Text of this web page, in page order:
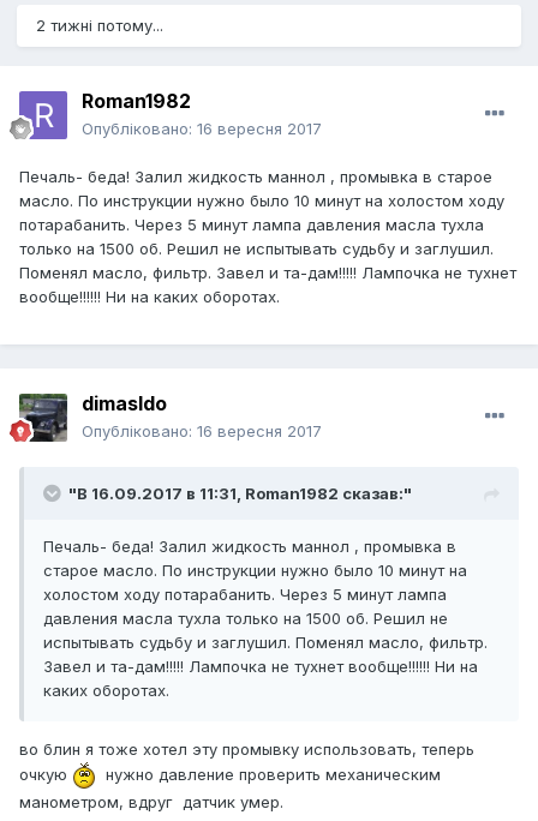
2 тижні потому...
Roman1982
Опубліковано: 16 вересня 2017
Печаль- беда! Залил жидкость маннол , промывка в старое
масло. По инструкции нужно было 10 минут на холостом ходу
потарабанить. Через 5 минут лампа давления масла тухла
только на 1500 об. Решил не испытывать судьбу и заглушил.
Поменял масло, фильтр. Завел и та-дам!!!!! Лампочка не тухнет
вообще!!!!!! Ни на каких оборотах.
dimasldo
Опубліковано: 16 вересня 2017
"В 16.09.2017 в 11:31, Roman1982 сказав:"
Печаль- беда! Залил жидкость маннол , промывка в
старое масло. По инструкции нужно было 10 минут на
холостом ходу потарабанить. Через 5 минут лампа
давления масла тухла только на 1500 об. Решил не
испытывать судьбу и заглушил. Поменял масло, фильтр.
Завел и та-дам!!!!! Лампочка не тухнет вообще!!!!!! Ни на
каких оборотах.
во блин я тоже хотел эту промывку использовать, теперь
очкую
нужно давление проверить механическим
манометром, вдруг датчик умер.